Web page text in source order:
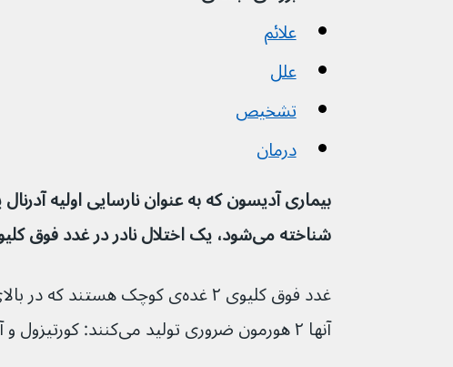
علائم
علل
تشخیص
درمان
بیماری آدیسون که به عنوان نارسایی اولیه آدرنال
شناخته می‌شود، یک اختلال نادر در غدد فوق کلیوی است.
آنها ۲ هورمون ضروری تولید می‌کنند: کورتیزول و آلدوسترون.